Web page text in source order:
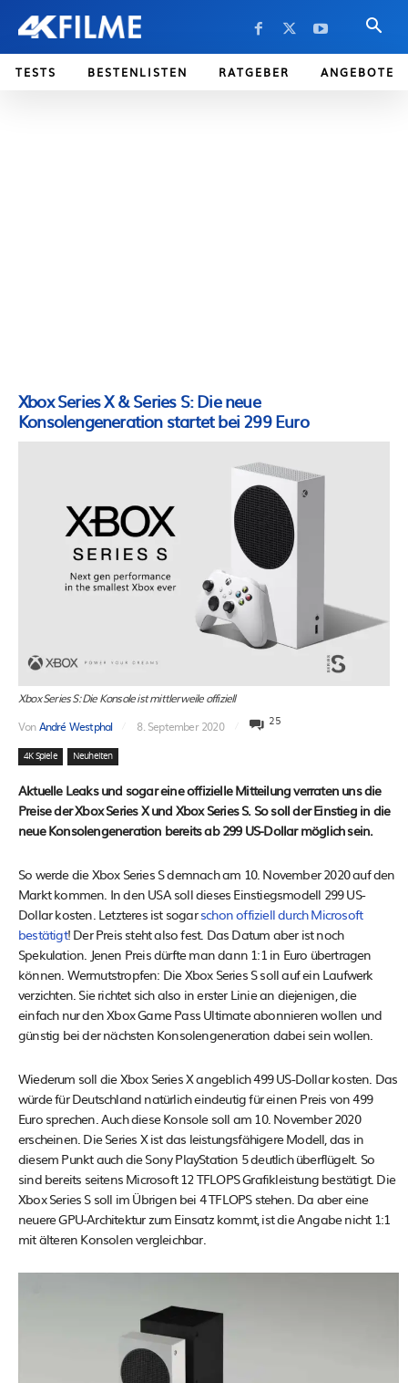
TESTS BESTENLISTEN RATGEBER ANGEBOTE
Xbox Series X & Series S: Die neue
Konsolengeneration startet bei 299 Euro
Xbox Series S: Die Konsole ist mittlerweile offiziell
VonAndré Westphal 8. September 2020 25
4K Spiele Neuheiten
Aktuelle Leaks und sogar eine offizielle Mitteilung verraten uns die
Preise der Xbox Series X und Xbox Series S. So soll der Einstieg in die
neue Konsolengeneration bereits ab 299 US-Dollar möglich sein.
So werde die Xbox Series S demnach am 10. November 2020 auf den
Markt kommen. In den USA soll dieses Einstiegsmodell 299 US-
Dollar kosten. Letzteres ist sogarschon offiziell durch Microsoft
bestätigt! Der Preis steht also fest. Das Datum aber ist noch
Spekulation. Jenen Preis dürfte man dann 1:1 in Euro übertragen
können. Wermutstropfen: Die Xbox Series S soll auf ein Laufwerk
verzichten. Sie richtet sich also in erster Linie an diejenigen, die
einfach nur den Xbox Game Pass Ultimate abonnieren wollen und
günstig bei der nächsten Konsolengeneration dabei sein wollen.
Wiederum soll die Xbox Series X angeblich 499 US-Dollar kosten. Das
würde für Deutschland natürlich eindeutig für einen Preis von 499
Euro sprechen. Auch diese Konsole soll am 10. November 2020
erscheinen. Die Series X ist das leistungsfähigere Modell, das in
diesem Punkt auch die Sony PlayStation 5 deutlich überflügelt. So
sind bereits seitens Microsoft 12 TFLOPS Grafikleistung bestätigt. Die
Xbox Series S soll im Übrigen bei 4 TFLOPS stehen. Da aber eine
neuere GPU-Architektur zum Einsatz kommt, ist die Angabe nicht 1:1
mit älteren Konsolen vergleichbar.